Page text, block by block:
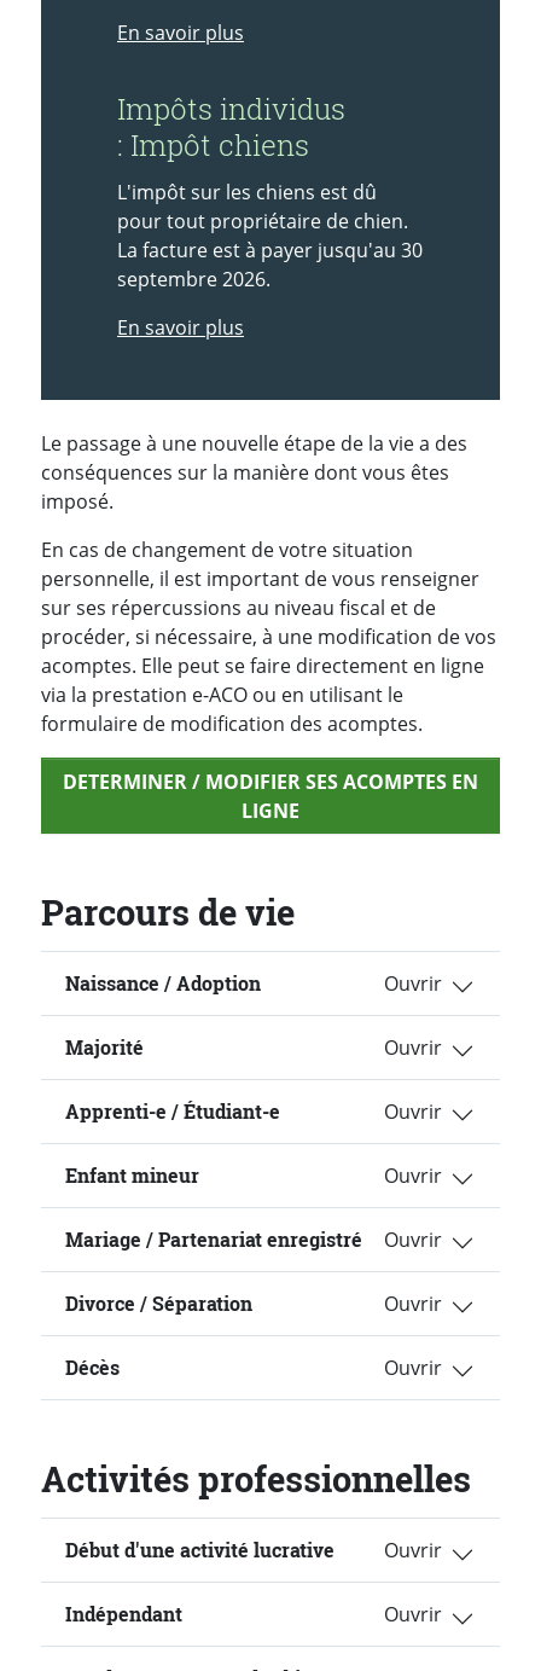
En savoir plus
Impôts individus
: Impôt chiens
L'impôt sur les chiens est dû
pour tout propriétaire de chien.
La facture est à payer jusqu'au 30
septembre 2026.
En savoir plus
Le passage à une nouvelle étape de la vie a des
conséquences sur la manière dont vous êtes
imposé.
En cas de changement de votre situation
personnelle, il est important de vous renseigner
sur ses répercussions au niveau fiscal et de
procéder, si nécessaire, à une modification de vos
acomptes. Elle peut se faire directement en ligne
via la prestation e-ACO ou en utilisant le
formulaire de modification des acomptes.
DETERMINER / MODIFIER SES ACOMPTES EN
LIGNE
Parcours de vie
Naissance / Adoption
Majorité
Apprenti-e / Étudiant-e
Enfant mineur
Mariage / Partenariat enregistré
Divorce / Séparation
Décès
Activités professionnelles
Début d'une activité lucrative
Indépendant